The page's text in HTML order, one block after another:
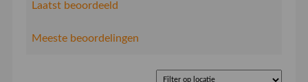
Laatst beoordeeld
Meeste beoordelingen